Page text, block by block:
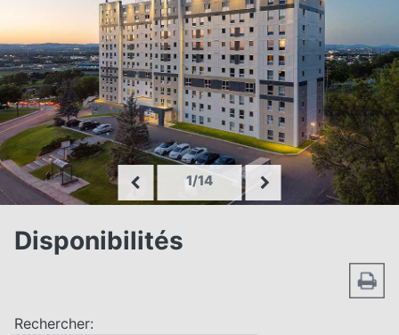
1/14
Disponibilités
Rechercher: